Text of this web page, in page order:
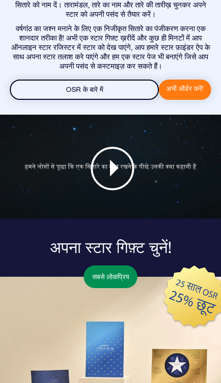
सितारे को नाम दें। तारामंडल, तारे का नाम और तारे की तारीख़ चुनकर अपने
स्टार को अपनी पसंद से तैयार करें।
वर्षगांठ का जश्न मनाने के लिए एक निजीकृत सितारे का पंजीकरण करना एक
शानदार तरीका है! अभी एक स्टार गिफ़्ट ख़रीदें और कुछ ही मिनटों में आप
ऑनलाइन स्टार रजिस्टर में स्टार को देख पाएंगे, आप हमारे स्टार फ़ाइंडर ऐप के
साथ अपना स्टार तलाश करे पाएंगे और हम एक स्टार पेज भी बनाएंगे जिसे आप
अपनी पसंद से कस्टमाइज़ कर सकते हैं।
OSR के बारे में अभी ऑर्डर करें!
अपना स्टार गिफ़्ट चुनें!
सबसे लोकप्रिय